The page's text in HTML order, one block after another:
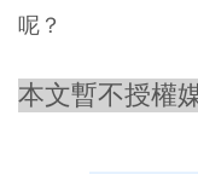
呢？
本文暫不授權